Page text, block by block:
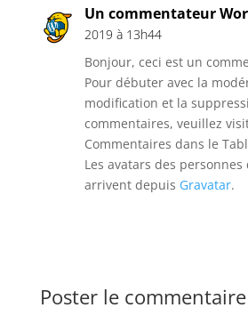
Un commentateur
2019 à 13h44
Bonjour, ceci est un
Pour débuter avec la
modification et la
commentaires, veuillez
Commentaires dans le
Les avatars des
arrivent depuis Gravatar.
Poster le commentaire